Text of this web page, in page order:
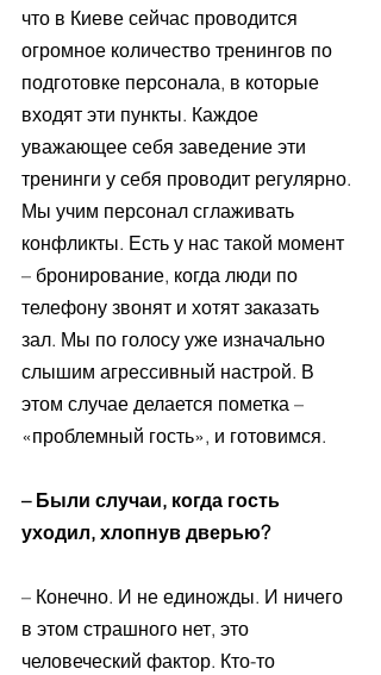
что в Киеве сейчас проводится
огромное количество тренингов по
подготовке персонала, в которые
входят эти пункты. Каждое
уважающее себя заведение эти
тренинги у себя проводит регулярно.
Мы учим персонал сглаживать
конфликты. Есть у нас такой момент
– бронирование, когда люди по
телефону звонят и хотят заказать
зал. Мы по голосу уже изначально
слышим агрессивный настрой. В
этом случае делается пометка –
«проблемный гость», и готовимся.
– Были случаи, когда гость
уходил, хлопнув дверью?
– Конечно. И не единожды. И ничего
в этом страшного нет, это
человеческий фактор. Кто-то